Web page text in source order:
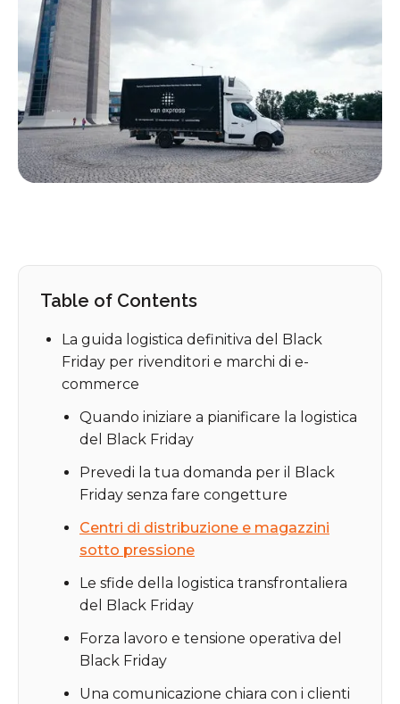
Table of Contents
La guida logistica definitiva del Black
Friday per rivenditori e marchi di e-
commerce
Quando iniziare a pianificare la logistica
del Black Friday
Prevedi la tua domanda per il Black
Friday senza fare congetture
Centri di distribuzione e magazzini
sotto pressione
Le sfide della logistica transfrontaliera
del Black Friday
Forza lavoro e tensione operativa del
Black Friday
‍Una comunicazione chiara con i clienti